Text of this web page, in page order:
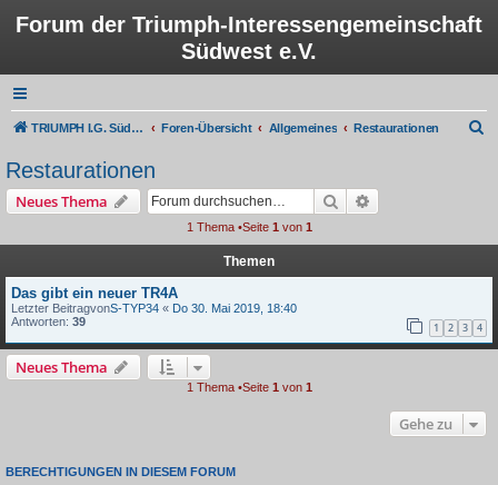
Forum der Triumph-Interessengemeinschaft
Südwest e.V.
TRIUMPH I.G. Südwest e.V. Foren-Übersicht Allgemeines Restaurationen
Restaurationen
Neues Thema Suche
1 Thema •Seite 1 von 1
Themen
Das gibt ein neuer TR4A
Letzter BeitragvonS-TYP34 « Do 30. Mai 2019, 18:40
Antworten: 39 1 2 3 4
Neues Thema
1 Thema •Seite 1 von 1
Gehe zu
BERECHTIGUNGEN IN DIESEM FORUM